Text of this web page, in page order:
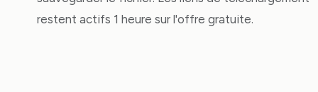
restent actifs 1 heure sur l'offre gratuite.